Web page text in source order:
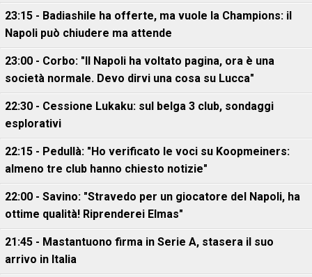
23:15 - Badiashile ha offerte, ma vuole la Champions: il
Napoli può chiudere ma attende
23:00 - Corbo: "Il Napoli ha voltato pagina, ora è una
società normale. Devo dirvi una cosa su Lucca"
22:30 - Cessione Lukaku: sul belga 3 club, sondaggi
esplorativi
22:15 - Pedullà: "Ho verificato le voci su Koopmeiners:
almeno tre club hanno chiesto notizie"
22:00 - Savino: "Stravedo per un giocatore del Napoli, ha
ottime qualità! Riprenderei Elmas"
21:45 - Mastantuono firma in Serie A, stasera il suo
arrivo in Italia